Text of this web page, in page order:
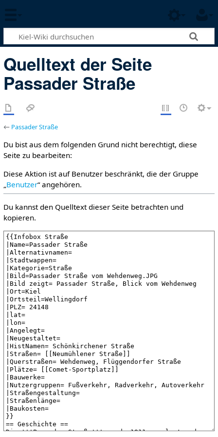
Quelltext der Seite
Passader Straße
← Passader Straße
Du bist aus dem folgenden Grund nicht berechtigt, diese
Seite zu bearbeiten:
Diese Aktion ist auf Benutzer beschränkt, die der Gruppe
Benutzer“ angehören.
Du kannst den Quelltext dieser Seite betrachten und
kopieren.